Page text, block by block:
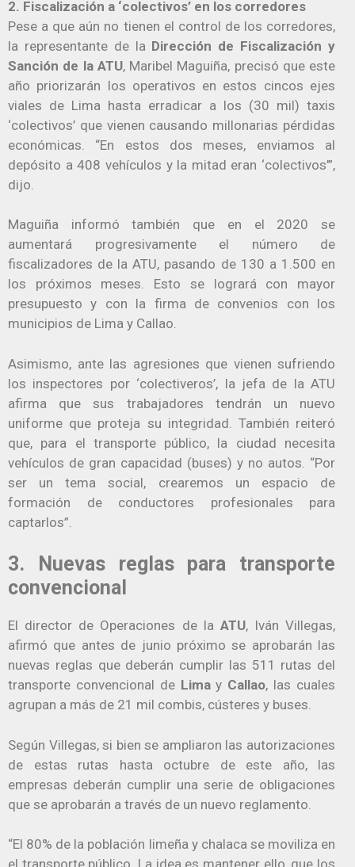
2. Fiscalización a ‘colectivos’ en los corredores
Pese a que aún no tienen el control de los corredores,
la representante de la Dirección de Fiscalización y
Sanción de la ATU, Maribel Maguiña, precisó que este
año priorizarán los operativos en estos cincos ejes
viales de Lima hasta erradicar a los (30 mil) taxis
‘colectivos’ que vienen causando millonarias pérdidas
económicas. “En estos dos meses, enviamos al
depósito a 408 vehículos y la mitad eran ‘colectivos’”,
dijo.
Maguiña informó también que en el 2020 se
aumentará progresivamente el número de
fiscalizadores de la ATU, pasando de 130 a 1.500 en
los próximos meses. Esto se logrará con mayor
presupuesto y con la firma de convenios con los
municipios de Lima y Callao.
Asimismo, ante las agresiones que vienen sufriendo
los inspectores por ‘colectiveros’, la jefa de la ATU
afirma que sus trabajadores tendrán un nuevo
uniforme que proteja su integridad. También reiteró
que, para el transporte público, la ciudad necesita
vehículos de gran capacidad (buses) y no autos. “Por
ser un tema social, crearemos un espacio de
formación de conductores profesionales para
captarlos”.
3. Nuevas reglas para transporte
convencional
El director de Operaciones de la ATU, Iván Villegas,
afirmó que antes de junio próximo se aprobarán las
nuevas reglas que deberán cumplir las 511 rutas del
transporte convencional de Limay Callao, las cuales
agrupan a más de 21 mil combis, cústeres y buses.
Según Villegas, si bien se ampliaron las autorizaciones
de estas rutas hasta octubre de este año, las
empresas deberán cumplir una serie de obligaciones
que se aprobarán a través de un nuevo reglamento.
“El 80% de la población limeña y chalaca se moviliza en